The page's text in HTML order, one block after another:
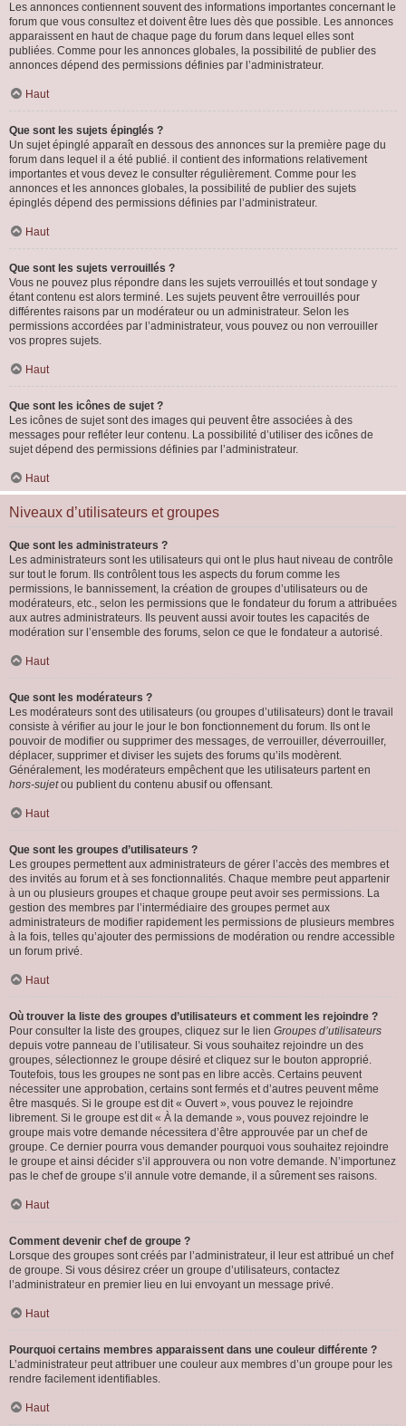
Les annonces contiennent souvent des informations importantes concernant le
forum que vous consultez et doivent être lues dès que possible. Les annonces
apparaissent en haut de chaque page du forum dans lequel elles sont
publiées. Comme pour les annonces globales, la possibilité de publier des
annonces dépend des permissions définies par l’administrateur.
Haut
Que sont les sujets épinglés ?
Un sujet épinglé apparaît en dessous des annonces sur la première page du
forum dans lequel il a été publié. il contient des informations relativement
importantes et vous devez le consulter régulièrement. Comme pour les
annonces et les annonces globales, la possibilité de publier des sujets
épinglés dépend des permissions définies par l’administrateur.
Haut
Que sont les sujets verrouillés ?
Vous ne pouvez plus répondre dans les sujets verrouillés et tout sondage y
étant contenu est alors terminé. Les sujets peuvent être verrouillés pour
différentes raisons par un modérateur ou un administrateur. Selon les
permissions accordées par l’administrateur, vous pouvez ou non verrouiller
vos propres sujets.
Haut
Que sont les icônes de sujet ?
Les icônes de sujet sont des images qui peuvent être associées à des
messages pour refléter leur contenu. La possibilité d’utiliser des icônes de
sujet dépend des permissions définies par l’administrateur.
Haut
Niveaux d’utilisateurs et groupes
Que sont les administrateurs ?
Les administrateurs sont les utilisateurs qui ont le plus haut niveau de contrôle
sur tout le forum. Ils contrôlent tous les aspects du forum comme les
permissions, le bannissement, la création de groupes d’utilisateurs ou de
modérateurs, etc., selon les permissions que le fondateur du forum a attribuées
aux autres administrateurs. Ils peuvent aussi avoir toutes les capacités de
modération sur l’ensemble des forums, selon ce que le fondateur a autorisé.
Haut
Que sont les modérateurs ?
Les modérateurs sont des utilisateurs (ou groupes d’utilisateurs) dont le travail
consiste à vérifier au jour le jour le bon fonctionnement du forum. Ils ont le
pouvoir de modifier ou supprimer des messages, de verrouiller, déverrouiller,
déplacer, supprimer et diviser les sujets des forums qu’ils modèrent.
Généralement, les modérateurs empêchent que les utilisateurs partent en
hors-sujetou publient du contenu abusif ou offensant.
Haut
Que sont les groupes d’utilisateurs ?
Les groupes permettent aux administrateurs de gérer l’accès des membres et
des invités au forum et à ses fonctionnalités. Chaque membre peut appartenir
à un ou plusieurs groupes et chaque groupe peut avoir ses permissions. La
gestion des membres par l’intermédiaire des groupes permet aux
administrateurs de modifier rapidement les permissions de plusieurs membres
à la fois, telles qu’ajouter des permissions de modération ou rendre accessible
un forum privé.
Haut
Où trouver la liste des groupes d’utilisateurs et comment les rejoindre ?
Pour consulter la liste des groupes, cliquez sur le lien Groupes d’utilisateurs
depuis votre panneau de l’utilisateur. Si vous souhaitez rejoindre un des
groupes, sélectionnez le groupe désiré et cliquez sur le bouton approprié.
Toutefois, tous les groupes ne sont pas en libre accès. Certains peuvent
nécessiter une approbation, certains sont fermés et d’autres peuvent même
être masqués. Si le groupe est dit « Ouvert », vous pouvez le rejoindre
librement. Si le groupe est dit « À la demande », vous pouvez rejoindre le
groupe mais votre demande nécessitera d’être approuvée par un chef de
groupe. Ce dernier pourra vous demander pourquoi vous souhaitez rejoindre
le groupe et ainsi décider s’il approuvera ou non votre demande. N’importunez
pas le chef de groupe s’il annule votre demande, il a sûrement ses raisons.
Haut
Comment devenir chef de groupe ?
Lorsque des groupes sont créés par l’administrateur, il leur est attribué un chef
de groupe. Si vous désirez créer un groupe d’utilisateurs, contactez
l’administrateur en premier lieu en lui envoyant un message privé.
Haut
Pourquoi certains membres apparaissent dans une couleur différente ?
L’administrateur peut attribuer une couleur aux membres d’un groupe pour les
rendre facilement identifiables.
Haut